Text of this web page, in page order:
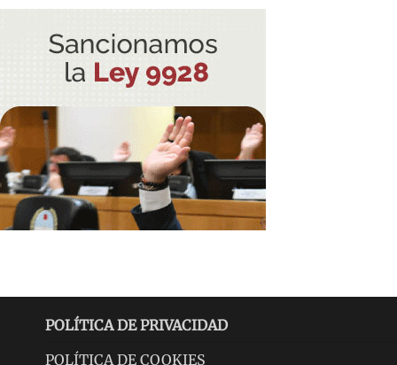
POLÍTICA DE PRIVACIDAD
POLÍTICA DE COOKIES